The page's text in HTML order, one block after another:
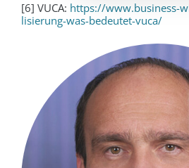
[6] VUCA: https://www.business-
lisierung-was-bedeutet-vuca/